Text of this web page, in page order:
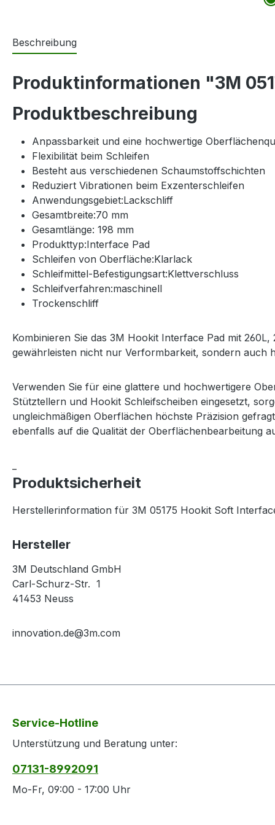
Beschreibung
Produktinformationen "3M
Produktbeschreibung
Anpassbarkeit und eine hochwertige
Flexibilität beim Schleifen
Besteht aus verschiedenen Schaumstoffschichten
Reduziert Vibrationen beim Exzenterschleifen
Anwendungsgebiet:Lackschliff
Gesamtbreite:70 mm
Gesamtlänge: 198 mm
Produkttyp:Interface Pad
Schleifen von Oberfläche:Klarlack
Schleifmittel-Befestigungsart:Klettverschluss
Schleifverfahren:maschinell
Trockenschliff
Kombinieren Sie das 3M Hookit Interface Pad mit
gewährleisten nicht nur Verformbarkeit, sondern auch
Verwenden Sie für eine glattere und hochwertigere
Stütztellern und Hookit Schleifscheiben eingesetzt,
ungleichmäßigen Oberflächen höchste Präzision
ebenfalls auf die Qualität der Oberflächenbearbeitung
Produktsicherheit
Herstellerinformation für 3M 05175 Hookit Soft
Hersteller
3M Deutschland GmbH
Carl-Schurz-Str. 1
41453 Neuss
innovation.de@3m.com
Service-Hotline
Unterstützung und Beratung unter:
07131-8992091
Mo-Fr, 09:00 - 17:00 Uhr